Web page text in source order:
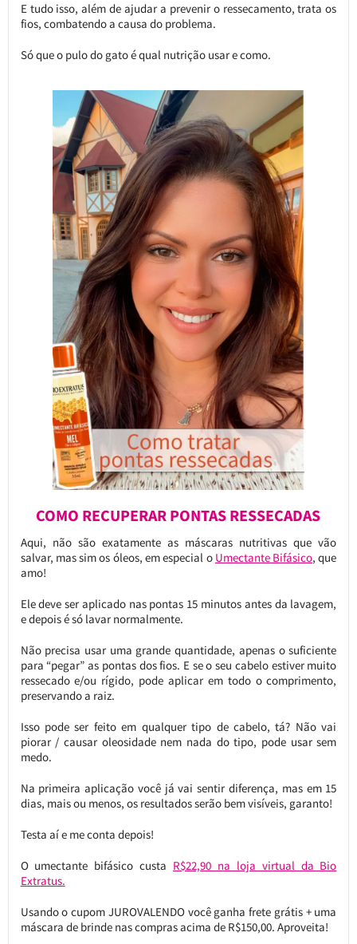
E tudo isso, além de ajudar a prevenir o ressecamento, trata os
fios, combatendo a causa do problema.
Só que o pulo do gato é qual nutrição usar e como.
COMO RECUPERAR PONTAS RESSECADAS
Aqui, não são exatamente as máscaras nutritivas que vão
salvar, mas sim os óleos, em especial o Umectante Bifásico, que
amo!
Ele deve ser aplicado nas pontas 15 minutos antes da lavagem,
e depois é só lavar normalmente.
Não precisa usar uma grande quantidade, apenas o suficiente
para “pegar” as pontas dos fios. E se o seu cabelo estiver muito
ressecado e/ou rígido, pode aplicar em todo o comprimento,
preservando a raiz.
Isso pode ser feito em qualquer tipo de cabelo, tá? Não vai
piorar / causar oleosidade nem nada do tipo, pode usar sem
medo.
Na primeira aplicação você já vai sentir diferença, mas em 15
dias, mais ou menos, os resultados serão bem visíveis, garanto!
Testa aí e me conta depois!
O umectante bifásico custa R$22,90 na loja virtual da Bio
Extratus.
Usando o cupom JUROVALENDO você ganha frete grátis + uma
máscara de brinde nas compras acima de R$150,00. Aproveita!